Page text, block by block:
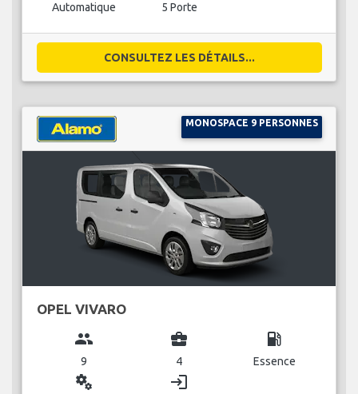
Automatique 5 Porte
CONSULTEZ LES DÉTAILS...
MONOSPACE 9 PERSONNES
OPEL VIVARO
group
9
business_center
4
local_gas_station
Essence
miscellaneous_services login